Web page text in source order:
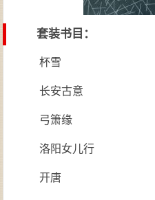
套装书目：
杯雪
长安古意
弓箫缘
洛阳女儿行
开唐